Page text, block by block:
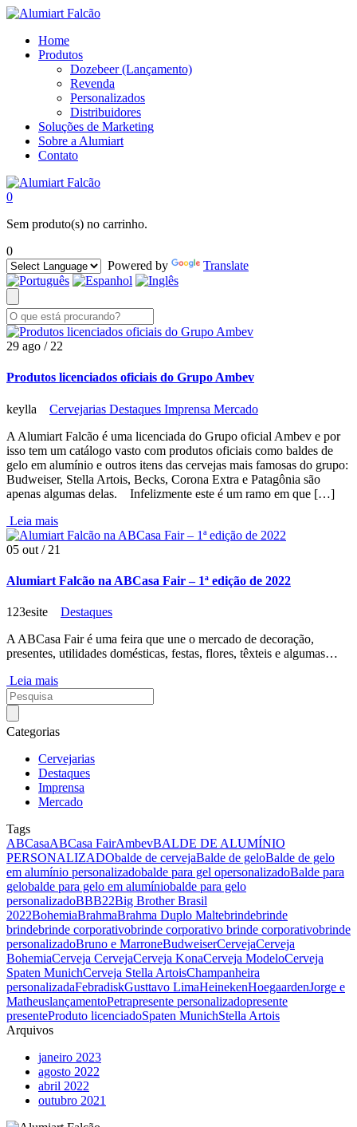
Home
Produtos
Dozebeer (Lançamento)
Revenda
Personalizados
Distribuidores
Soluções de Marketing
Sobre a Alumiart
Contato
0
Sem produto(s) no carrinho.
0
Powered by
Translate
29 ago / 22
Produtos licenciados oficiais do Grupo Ambev
keylla Cervejarias Destaques Imprensa Mercado
A Alumiart Falcão é uma licenciada do Grupo oficial Ambev e por
isso tem um catálogo vasto com produtos oficiais como baldes de
gelo em alumínio e outros itens das cervejas mais famosas do grupo:
Budweiser, Stella Artois, Becks, Corona Extra e Patagônia são
apenas algumas delas. Infelizmente este é um ramo em que […]
Leia mais
05 out / 21
Alumiart Falcão na ABCasa Fair – 1ª edição de 2022
123esite
Destaques
A ABCasa Fair é uma feira que une o mercado de decoração,
presentes, utilidades domésticas, festas, flores, têxteis e algumas…
Leia mais
Categorias
Cervejarias
Destaques
Imprensa
Mercado
Tags
ABCasaABCasa FairAmbevBALDE DE ALUMÍNIO
PERSONALIZADObalde de cervejaBalde de geloBalde de gelo
em alumínio personalizadobalde para gel opersonalizadoBalde para
gelobalde para gelo em alumíniobalde para gelo
personalizadoBBB22Big Brother Brasil
2022BohemiaBrahmaBrahma Duplo Maltebrindebrinde
brindebrinde corporativobrinde corporativo brinde corporativobrinde
personalizadoBruno e MarroneBudweiserCervejaCerveja
BohemiaCerveja CervejaCerveja KonaCerveja ModeloCerveja
Spaten MunichCerveja Stella ArtoisChampanheira
personalizadaFebradiskGusttavo LimaHeinekenHoegaardenJorge e
MatheuslançamentoPetrapresente personalizadopresente
presenteProduto licenciadoSpaten MunichStella Artois
Arquivos
janeiro 2023
agosto 2022
abril 2022
outubro 2021